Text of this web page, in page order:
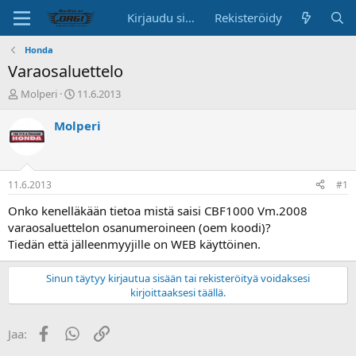
Kirjaudu sisään Rekisteröidy
Honda
Varaosaluettelo
K
k
s
t
e
l
n
a
l
t
a
Molperi
A
o
i
p
ä
v
ä
11.6.2013
Molperi
11.6.2013 #1
Onko kenelläkään tietoa mistä saisi CBF1000 Vm.2008
varaosaluettelon osanumeroineen (oem koodi)?
Tiedän että jälleenmyyjille on WEB käyttöinen.
Sinun täytyy kirjautua sisään tai rekisteröityä voidaksesi
kirjoittaaksesi täällä.
Jaa: FacebookWhatsApp
Linkki